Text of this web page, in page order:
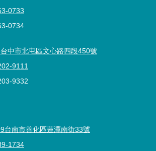
0733
0734
中市北屯區文心路四段450號
9111
9332
台南市善化區蓮潭南街33號
1734